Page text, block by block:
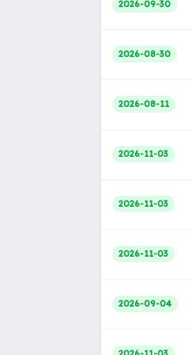
2026-09-30
2026-08-30
2026-08-11
2026-11-03
2026-11-03
2026-11-03
2026-09-04